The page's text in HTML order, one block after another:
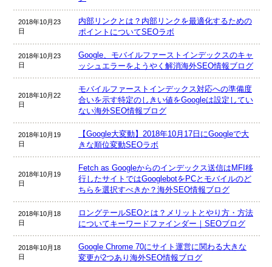
2018年10月23
日
内部リンクとは？内部リンクを最適化するための
ポイントについてSEOラボ
2018年10月23
日
Google、モバイルファーストインデックスのキャ
ッシュエラーをようやく解消海外SEO情報ブログ
2018年10月22
日
モバイルファーストインデックス対応への準備度
合いを示す特定のしきい値をGoogleは設定してい
ない海外SEO情報ブログ
2018年10月19
日
【Google大変動】2018年10月17日にGoogleで大
きな順位変動SEOラボ
2018年10月19
日
Fetch as Googleからのインデックス送信はMFI移
行したサイトではGooglebotをPCとモバイルのど
ちらを選択すべきか？海外SEO情報ブログ
2018年10月18
日
ロングテールSEOとは？メリットとやり方・方法
についてキーワードファインダー｜SEOブログ
2018年10月18
日
Google Chrome 70にサイト運営に関わる大きな
変更が2つあり海外SEO情報ブログ